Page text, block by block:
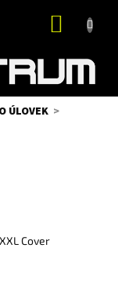
ÚLOVEK
Cover